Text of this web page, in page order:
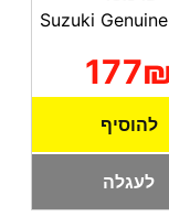
להוסיף
לעגלה